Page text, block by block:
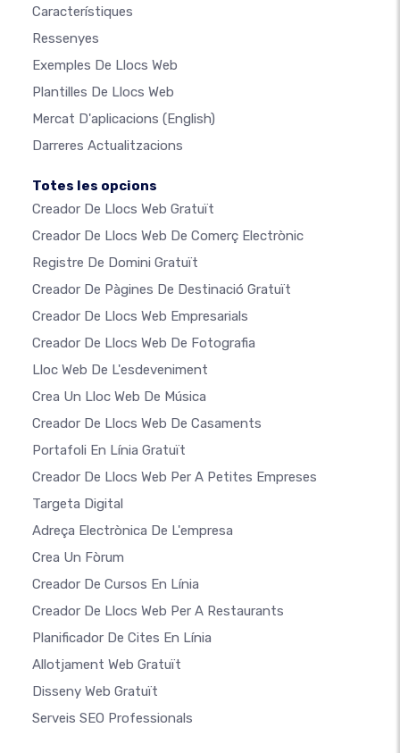
Característiques
Ressenyes
Exemples De Llocs Web
Plantilles De Llocs Web
Mercat D'aplicacions (English)
Darreres Actualitzacions
Totes les opcions
Creador De Llocs Web Gratuït
Creador De Llocs Web De Comerç Electrònic
Registre De Domini Gratuït
Creador De Pàgines De Destinació Gratuït
Creador De Llocs Web Empresarials
Creador De Llocs Web De Fotografia
Lloc Web De L'esdeveniment
Crea Un Lloc Web De Música
Creador De Llocs Web De Casaments
Portafoli En Línia Gratuït
Creador De Llocs Web Per A Petites Empreses
Targeta Digital
Adreça Electrònica De L'empresa
Crea Un Fòrum
Creador De Cursos En Línia
Creador De Llocs Web Per A Restaurants
Planificador De Cites En Línia
Allotjament Web Gratuït
Disseny Web Gratuït
Serveis SEO Professionals